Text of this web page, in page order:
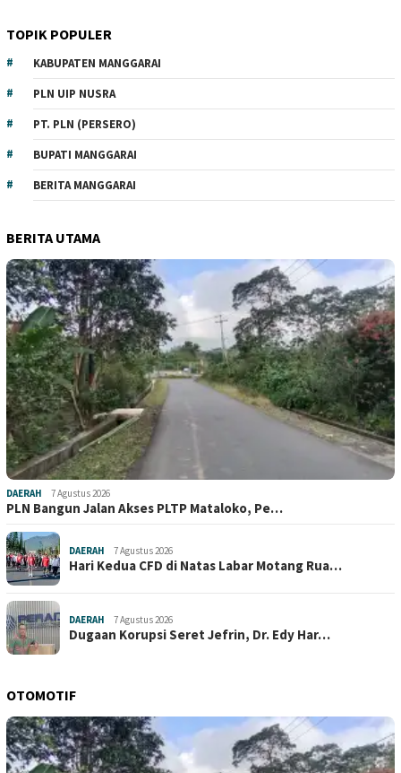
TOPIK POPULER
KABUPATEN MANGGARAI
PLN UIP NUSRA
PT. PLN (PERSERO)
BUPATI MANGGARAI
BERITA MANGGARAI
BERITA UTAMA
DAERAH 7 Agustus 2026
PLN Bangun Jalan Akses PLTP Mataloko, Pe…
DAERAH 7 Agustus 2026
Hari Kedua CFD di Natas Labar Motang Rua…
DAERAH 7 Agustus 2026
Dugaan Korupsi Seret Jefrin, Dr. Edy Har…
OTOMOTIF